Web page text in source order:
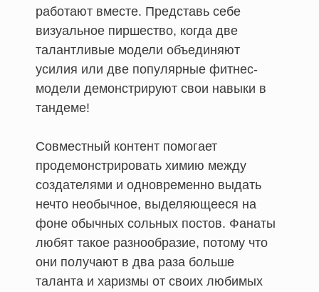
работают вместе. Представь себе
визуальное пиршество, когда две
талантливые модели объединяют
усилия или две популярные фитнес-
модели демонстрируют свои навыки в
тандеме!
Совместный контент помогает
продемонстрировать химию между
создателями и одновременно выдать
нечто необычное, выделяющееся на
фоне обычных сольных постов. Фанаты
любят такое разнообразие, потому что
они получают в два раза больше
таланта и харизмы от своих любимых